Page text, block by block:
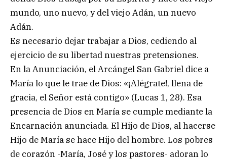
mundo, uno nuevo, y del viejo Adán, un nuevo
Adán.
Es necesario dejar trabajar a Dios, cediendo al
ejercicio de su libertad nuestras pretensiones.
En la Anunciación, el Arcángel San Gabriel dice a
María lo que le trae de Dios: «¡Alégrate!, llena de
gracia, el Señor está contigo» (Lucas 1, 28). Esa
presencia de Dios en María se cumple mediante la
Encarnación anunciada. El Hijo de Dios, al hacerse
Hijo de María se hace Hijo del hombre. Los pobres
de corazón -María, José y los pastores- adoran lo